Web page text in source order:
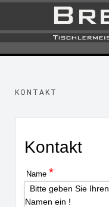
KONTAKT
Kontakt
Name *
Bitte geben Sie Ihren
Namen ein !